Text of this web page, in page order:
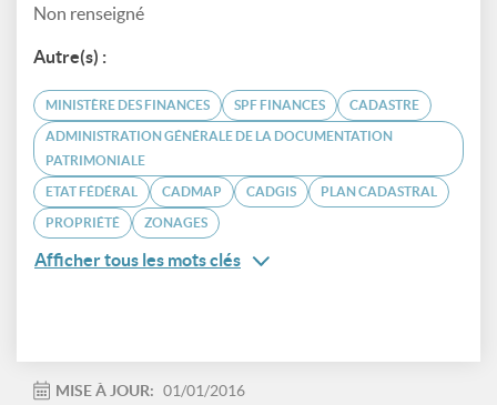
Non renseigné
Autre(s) :
MINISTÈRE DES FINANCES SPF FINANCES CADASTRE
ADMINISTRATION GÉNÉRALE DE LA DOCUMENTATION
PATRIMONIALE
ETAT FÉDÉRAL CADMAP CADGIS PLAN CADASTRAL
PROPRIÉTÉ ZONAGES
Afficher tous les mots clés
MISE À JOUR: 01/01/2016